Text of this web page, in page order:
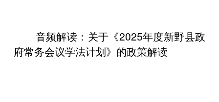
音频解读：关于《2025年度新野县政
府常务会议学法计划》 的政策解读